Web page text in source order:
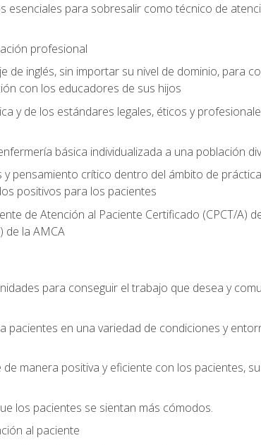
esenciales para sobresalir como técnico de
profesional
inglés, sin importar su nivel de dominio, para
con los educadores de sus hijos
y de los estándares legales, éticos y
básica individualizada a una población
pensamiento crítico dentro del ámbito de
positivos para los pacientes
de Atención al Paciente Certificado (CPCT/A)
de la AMCA
para conseguir el trabajo que desea y
en una variedad de condiciones y
manera positiva y eficiente con los pacientes,
los pacientes se sientan más cómodos.
al paciente